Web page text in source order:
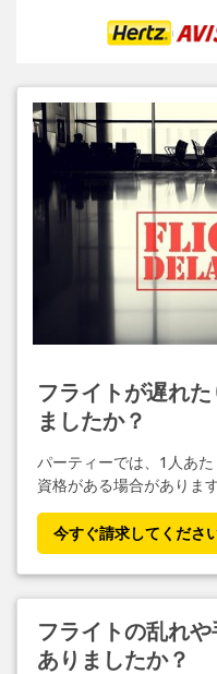
フライトが遅れ
ましたか？
パーティーでは、1人あ
資格がある場合があります
今すぐ請求してくださ
フライトの乱れ
ありましたか？